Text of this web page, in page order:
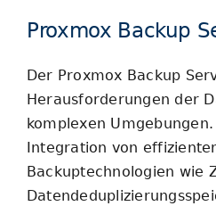
Proxmox Backup
Der Proxmox Backup
Herausforderungen der
komplexen
Integration von
Backuptechnologien wie